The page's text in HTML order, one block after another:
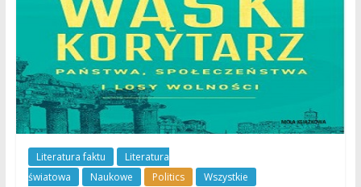
Literatura faktu
Literatura
światowa
Naukowe Politics Wszystkie